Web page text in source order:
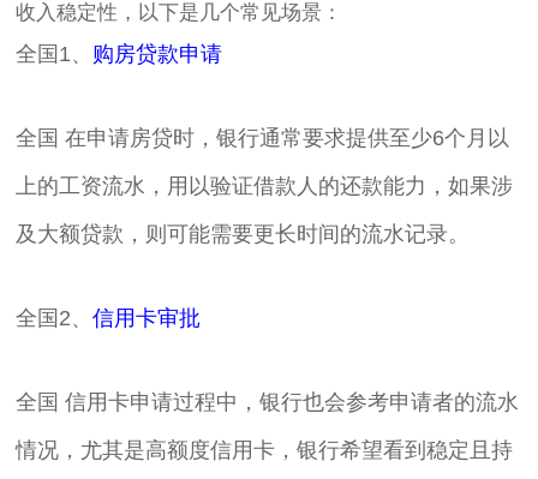
收入稳定性，以下是几个常见场景：
全国1、 购房贷款申请
全国 在申请房贷时，银行通常要求提供至少6个月以
上的工资流水，用以验证借款人的还款能力，如果涉
及大额贷款，则可能需要更长时间的流水记录。
全国2、信用卡审批
全国 信用卡申请过程中，银行也会参考申请者的流水
情况，尤其是高额度信用卡，银行希望看到稳定且持